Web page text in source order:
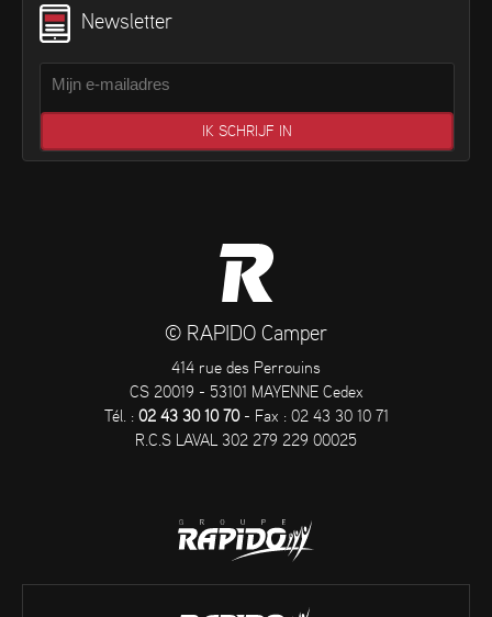
Newsletter
© RAPIDO Camper
414 rue des Perrouins
CS 20019 - 53101 MAYENNE Cedex
Tél. : 02 43 30 10 70- Fax : 02 43 30 10 71
R.C.S LAVAL 302 279 229 00025